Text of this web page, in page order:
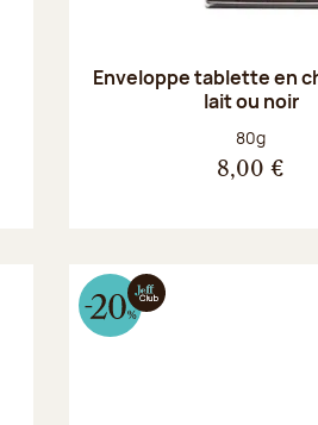
Enveloppe tablette en
lait ou noir
Poids net :
80g
8,00 €